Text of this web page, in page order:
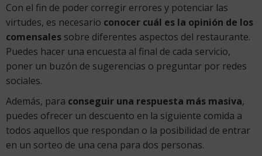
Con el fin de poder corregir errores y potenciar las
virtudes, es necesario conocer cuál es la opinión de los
comensales sobre diferentes aspectos del restaurante.
Puedes hacer una encuesta al final de cada servicio,
poner un buzón de sugerencias o preguntar por redes
sociales.
Además, para conseguir una respuesta más masiva,
puedes ofrecer un descuento en la siguiente comida a
todos aquellos que respondan o la posibilidad de entrar
en un sorteo de una cena para dos personas.